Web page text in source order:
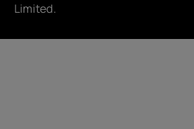
Limited.